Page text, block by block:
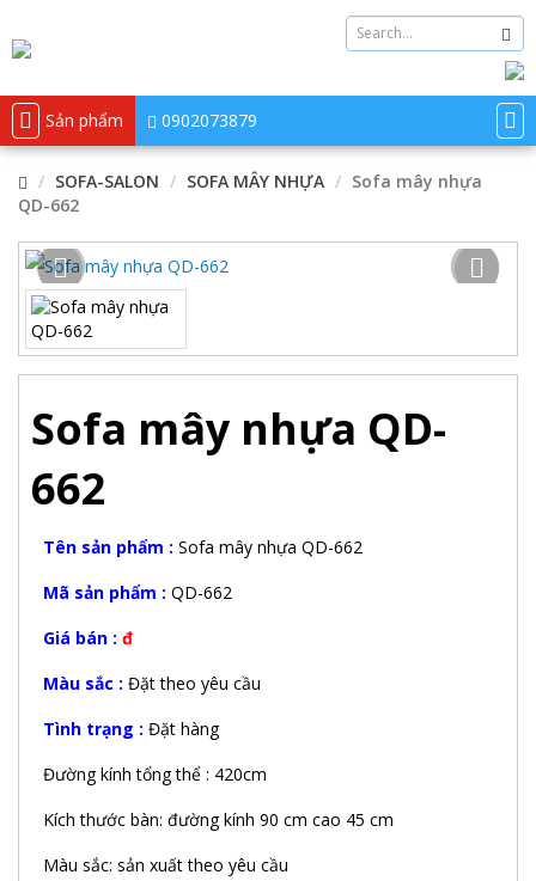
Sản phẩm 0902073879
SOFA-SALON SOFA MÂY NHỰA
Sofa mây nhựa
QD-662
Sofa mây nhựa QD-
662
Tên sản phẩm : Sofa mây nhựa QD-662
Mã sản phẩm : QD-662
Giá bán : đ
Màu sắc : Đặt theo yêu cầu
Tình trạng : Đặt hàng
Đường kính tổng thể : 420cm
Kích thước bàn: đường kính 90 cm cao 45 cm
Màu sắc: sản xuất theo yêu cầu